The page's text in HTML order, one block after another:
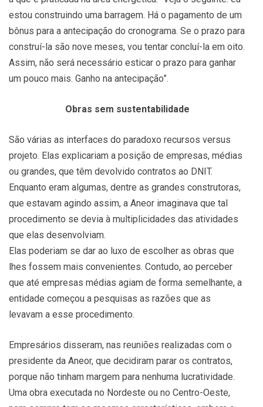
estou construindo uma barragem. Há o pagamento de um
bônus para a antecipação do cronograma. Se o prazo para
construí-la são nove meses, vou tentar concluí-la em oito.
Assim, não será necessário esticar o prazo para ganhar
um pouco mais. Ganho na antecipação”.
Obras sem sustentabilidade
São várias as interfaces do paradoxo recursos versus
projeto. Elas explicariam a posição de empresas, médias
ou grandes, que têm devolvido contratos ao DNIT.
Enquanto eram algumas, dentre as grandes construtoras,
que estavam agindo assim, a Aneor imaginava que tal
procedimento se devia à multiplicidades das atividades
que elas desenvolviam.
Elas poderiam se dar ao luxo de escolher as obras que
lhes fossem mais convenientes. Contudo, ao perceber
que até empresas médias agiam de forma semelhante, a
entidade começou a pesquisas as razões que as
levavam a esse procedimento.
Empresários disseram, nas reuniões realizadas com o
presidente da Aneor, que decidiram parar os contratos,
porque não tinham margem para nenhuma lucratividade.
Uma obra executada no Nordeste ou no Centro-Oeste,